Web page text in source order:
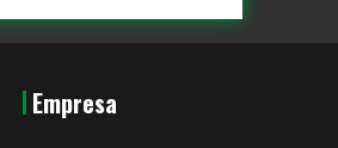
Empresa